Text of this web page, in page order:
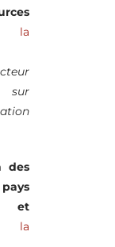
la
sur
des
et
la